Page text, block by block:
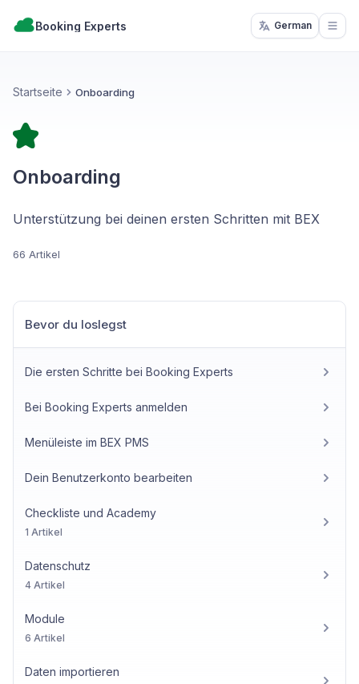
Booking Experts German
Startseite Onboarding
Onboarding
Unterstützung bei deinen ersten Schritten mit BEX
66 Artikel
Bevor du loslegst
Die ersten Schritte bei Booking Experts
Bei Booking Experts anmelden
Menüleiste im BEX PMS
Dein Benutzerkonto bearbeiten
Checkliste und Academy
1 Artikel
Datenschutz
4 Artikel
Module
6 Artikel
Daten importieren